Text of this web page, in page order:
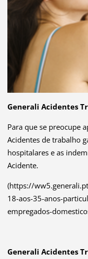
Generali Acidentes
Para que se preocupe
Acidentes de trabalho
hospitalares e as
Acidente.
(https://
18-aos-35-anos-
empregados-
Generali Acidentes